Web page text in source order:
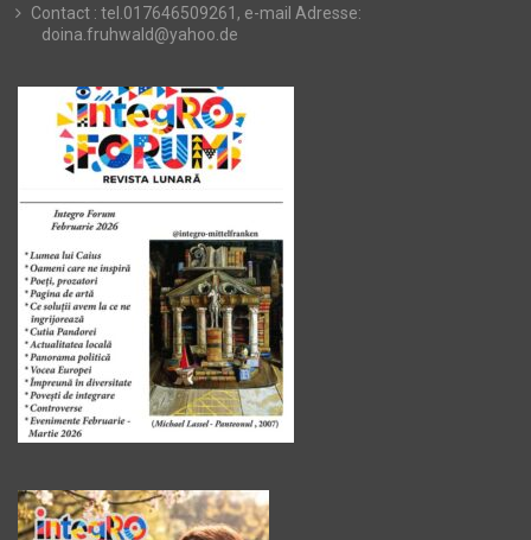
Contact : tel.017646509261, e-mail Adresse:
doina.fruhwald@yahoo.de